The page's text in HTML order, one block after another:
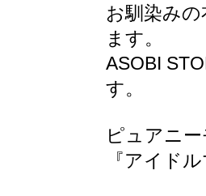
お馴染み
ます。
ASOBI
す。
ピュアニ
『アイド